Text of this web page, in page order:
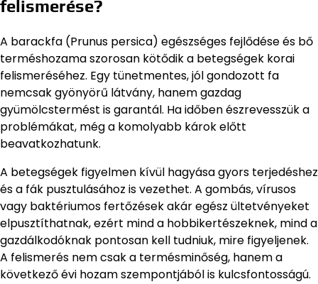
felismerése?
A barackfa (Prunus persica) egészséges fejlődése és bő
terméshozama szorosan kötődik a betegségek korai
felismeréséhez. Egy tünetmentes, jól gondozott fa
nemcsak gyönyörű látvány, hanem gazdag
gyümölcstermést is garantál. Ha időben észrevesszük a
problémákat, még a komolyabb károk előtt
beavatkozhatunk.
A betegségek figyelmen kívül hagyása gyors terjedéshez
és a fák pusztulásához is vezethet. A gombás, vírusos
vagy baktériumos fertőzések akár egész ültetvényeket
elpusztíthatnak, ezért mind a hobbikertészeknek, mind a
gazdálkodóknak pontosan kell tudniuk, mire figyeljenek.
A felismerés nem csak a termésminőség, hanem a
következő évi hozam szempontjából is kulcsfontosságú.